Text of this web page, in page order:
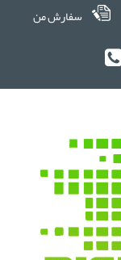
سفارش من